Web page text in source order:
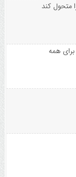
برای همه